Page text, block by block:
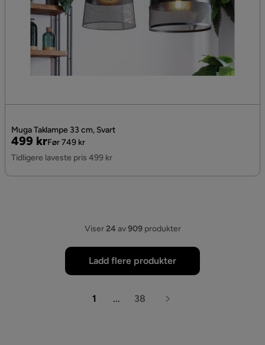
Muga Taklampe 33 cm, Svart
Pris
499 kr
Original
Pris
Før 749 kr
Tidligere laveste pris 499 kr
Viser24av909produkter
Ladd flere produkter
1 ... 38